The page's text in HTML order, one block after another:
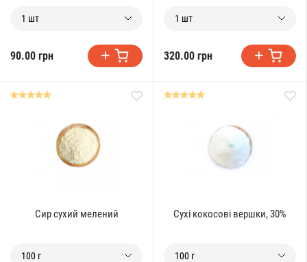
1 шт
90.00 грн
1 шт
320.00 грн
Сир сухий мелений
100 г
Сухі кокосові вершки, 30%
100 г